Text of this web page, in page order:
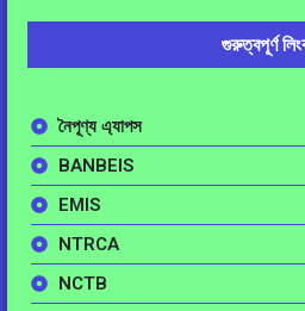
গুরুত্বপূর্ণ
নৈপূণ্য এ্যাপস
BANBEIS
EMIS
NTRCA
NCTB